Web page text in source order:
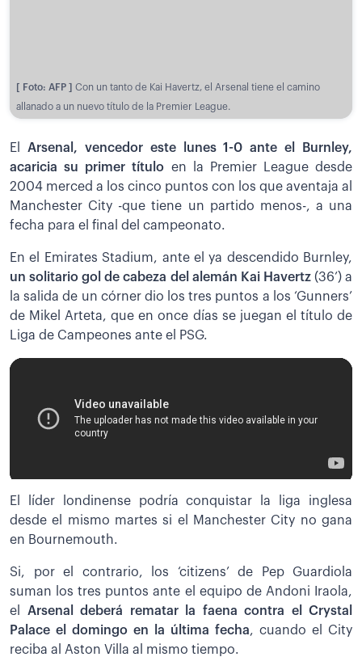
[ Foto: AFP ] Con un tanto de Kai Havertz, el Arsenal tiene el camino
allanado a un nuevo título de la Premier League.
El Arsenal, vencedor este lunes 1-0 ante el Burnley,
acaricia su primer título en la Premier League desde
2004 merced a los cinco puntos con los que aventaja al
Manchester City -que tiene un partido menos-, a una
fecha para el final del campeonato.
En el Emirates Stadium, ante el ya descendido Burnley,
un solitario gol de cabeza del alemán Kai Havertz(36’) a
la salida de un córner dio los tres puntos a los ‘Gunners’
de Mikel Arteta, que en once días se juegan el título de
Liga de Campeones ante el PSG.
El líder londinense podría conquistar la liga inglesa
desde el mismo martes si el Manchester City no gana
en Bournemouth.
Si, por el contrario, los ‘citizens’ de Pep Guardiola
suman los tres puntos ante el equipo de Andoni Iraola,
el Arsenal deberá rematar la faena contra el Crystal
Palace el domingo en la última fecha, cuando el City
reciba al Aston Villa al mismo tiempo.